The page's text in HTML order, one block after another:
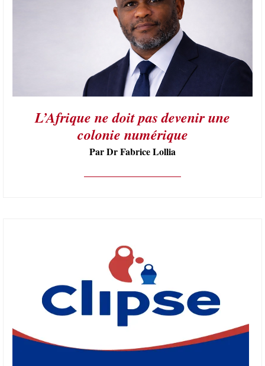
L’Afrique ne doit pas devenir une
colonie numérique
Par Dr Fabrice Lollia